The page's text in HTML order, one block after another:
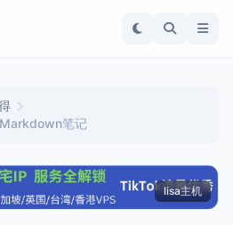
笔记
lisa主机